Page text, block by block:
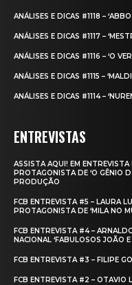
ANÁLISES E DICAS #1118 –
ANÁLISES E DICAS #1117 –
ANÁLISES E DICAS #1116 – ‘O
ANÁLISES E DICAS #1115 –
ANÁLISES E DICAS #1114 –
ENTREVISTAS
ASSISTA AQUI! EM ENTREVISTA
PROTAGONISTA DE ‘O GÊNIO
PRODUÇÃO
FCB ENTREVISTA #5 – LAURA
PROTAGONISTA DE ‘MILA NO
FCB ENTREVISTA #4 –
NACIONAL ‘FABULOSOS JOÃO E
FCB ENTREVISTA #3 – FILIPE
FCB ENTREVISTA #2 – OTAVIO